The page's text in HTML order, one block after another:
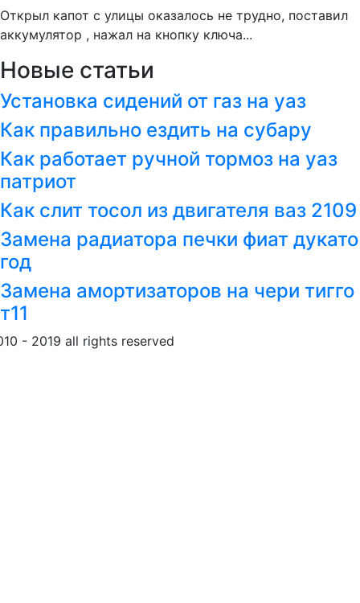
Открыл капот с улицы оказалось не трудно, поставил
аккумулятор , нажал на кнопку ключа...
Новые статьи
Установка сидений от газ на уаз
Как правильно ездить на субару
Как работает ручной тормоз на уаз
патриот
Как слит тосол из двигателя ваз 2109
Замена радиатора печки фиат дукато
год
Замена амортизаторов на чери тигго
т11
- 2019 all rights reserved